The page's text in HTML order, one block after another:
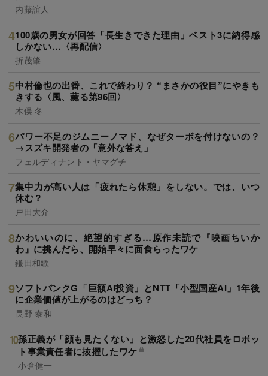
内藤誼人
100歳の男女が回答「長生きできた理由」ベスト3に納得感
しかない…〈再配信〉
折茂肇
中村倫也の出番、これで終わり？ “まさかの役目”にやきも
きする〈風、薫る第96回〉
木俣 冬
パワー不足のジムニーノマド、なぜターボを付けないの？
→スズキ開発者の「意外な答え」
フェルディナント・ヤマグチ
集中力が高い人は「疲れたら休憩」をしない。では、いつ
休む？
戸田大介
かわいいのに、絶望的すぎる…原作未読で『映画ちいか
わ』に挑んだら、開始早々に面食らったワケ
鎌田和歌
ソフトバンクG「巨額AI投資」とNTT「小型国産AI」1年後
に企業価値が上がるのはどっち？
長野 泰和
孫正義が「顔も見たくない」と激怒した20代社員をロボッ
ト事業責任者に抜擢したワケ
小倉健一